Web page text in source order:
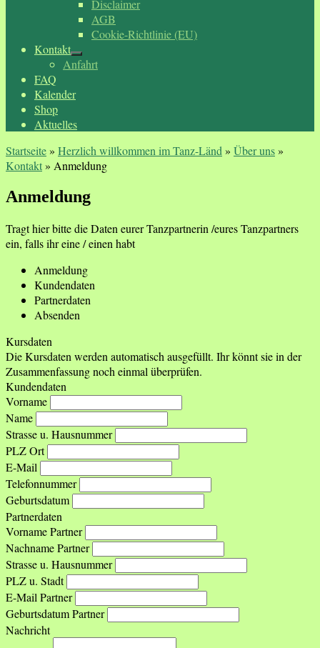
Disclaimer
AGB
Cookie-Richtlinie (EU)
Kontakt
Anfahrt
FAQ
Kalender
Shop
Aktuelles
Startseite» Herzlich willkommen im Tanz-Länd » Über uns»
Kontakt» Anmeldung
Anmeldung
Tragt hier bitte die Daten eurer Tanzpartnerin /eures Tanzpartners
ein, falls ihr eine / einen habt
Anmeldung
Kundendaten
Partnerdaten
Absenden
Kursdaten
Die Kursdaten werden automatisch ausgefüllt. Ihr könnt sie in der
Zusammenfassung noch einmal überprüfen.
Kundendaten
Vorname
Name
Strasse u. Hausnummer
PLZ Ort
E-Mail
Telefonnummer
Geburtsdatum
Partnerdaten
Vorname Partner
Nachname Partner
Strasse u. Hausnummer
PLZ u. Stadt
E-Mail Partner
Geburtsdatum Partner
Nachricht